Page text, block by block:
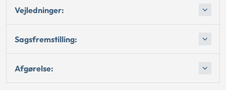
Vejledninger:
Sagsfremstilling:
Afgørelse: